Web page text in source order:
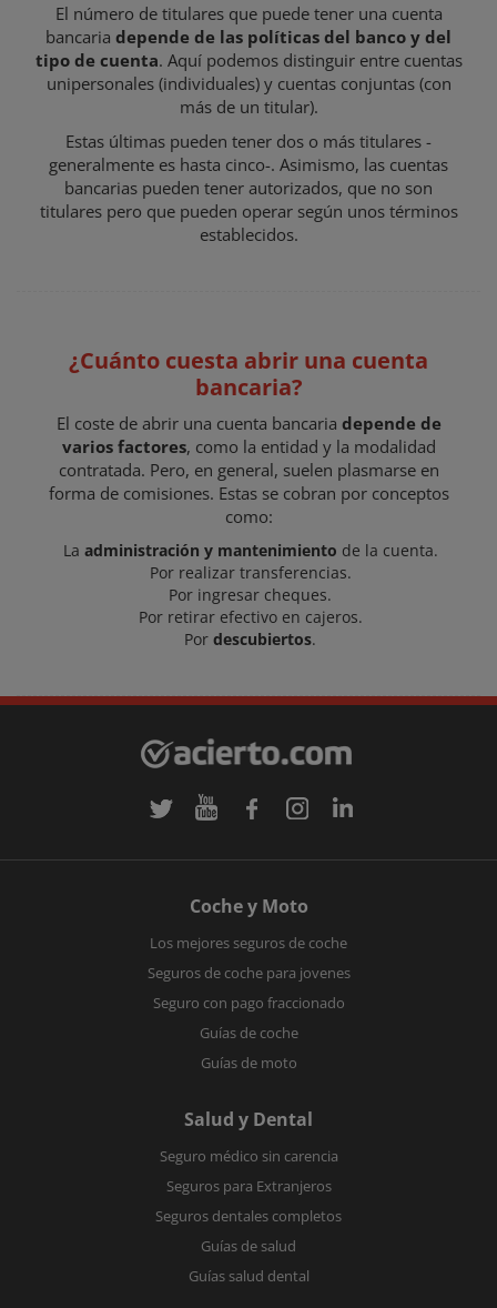
El número de titulares que puede tener una cuenta
bancaria depende de las políticas del banco y del
tipo de cuenta. Aquí podemos distinguir entre cuentas
unipersonales (individuales) y cuentas conjuntas (con
más de un titular).
Estas últimas pueden tener dos o más titulares -
generalmente es hasta cinco-. Asimismo, las cuentas
bancarias pueden tener autorizados, que no son
titulares pero que pueden operar según unos términos
establecidos.
¿Cuánto cuesta abrir una cuenta
bancaria?
El coste de abrir una cuenta bancaria depende de
varios factores, como la entidad y la modalidad
contratada. Pero, en general, suelen plasmarse en
forma de comisiones. Estas se cobran por conceptos
como:
La administración y mantenimiento de la cuenta.
Por realizar transferencias.
Por ingresar cheques.
Por retirar efectivo en cajeros.
Por descubiertos.
Coche y Moto
Los mejores seguros de coche
Seguros de coche para jovenes
Seguro con pago fraccionado
Guías de coche
Guías de moto
Salud y Dental
Seguro médico sin carencia
Seguros para Extranjeros
Seguros dentales completos
Guías de salud
Guías salud dental